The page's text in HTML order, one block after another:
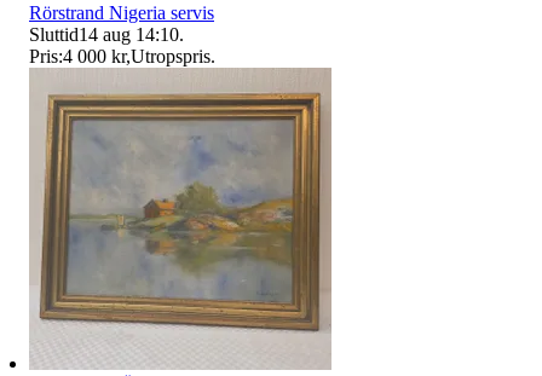
Rörstrand Nigeria servis
Sluttid14 aug 14:10.
Pris:4 000 kr,Utropspris.